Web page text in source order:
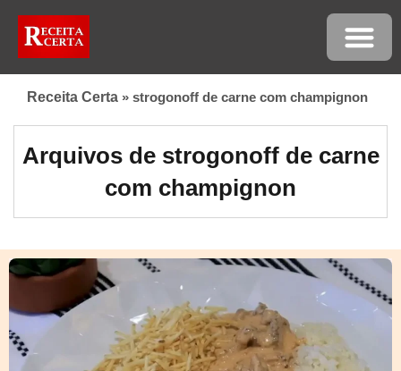
Receita Certa » strogonoff de carne com champignon
Arquivos de strogonoff de carne
com champignon